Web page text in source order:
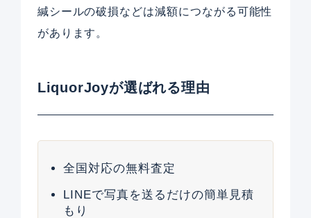
緘シールの破損などは減額につながる可能性
があります。
LiquorJoyが選ばれる理由
全国対応の無料査定
LINEで写真を送るだけの簡単見積
もり